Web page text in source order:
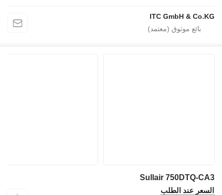
ITC GmbH &
Sullair 750DTQ-
عند الطلب